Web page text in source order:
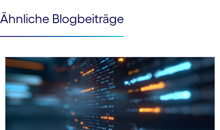
See more See less
Ähnliche Blogbeiträge